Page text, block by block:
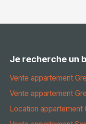
Je recherche un
Vente appartement
Vente appartement
Location appartement